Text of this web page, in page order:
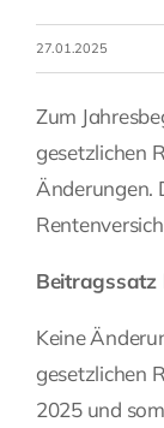
Fragen Sie
27.01.2025
Zum
gesetzlichen
Änderungen.
Beitragssatz
Keine
gesetzlichen
2025 und